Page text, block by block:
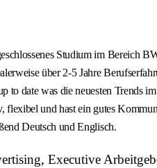
Studium im Bereich
über 2-5 Jahre
to date was die neuesten Trends
flexibel und hast ein gutes
Deutsch und Englisch.
Executive